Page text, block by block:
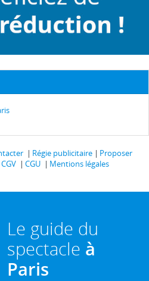
Régie publicitaire
Proposer
CGV CGU
Mentions légales
Le guide du
spectacle à
Paris